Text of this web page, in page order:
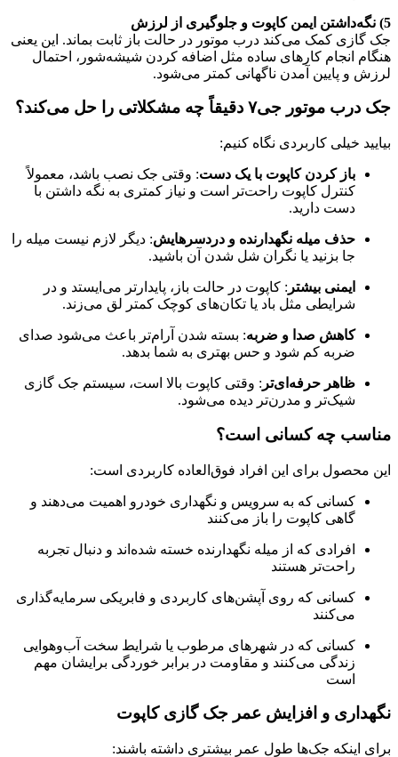
5) نگه‌داشتن ایمن کاپوت و جلوگیری از لرزش
جک گازی کمک می‌کند درب موتور در حالت باز ثابت بماند. این یعنی
هنگام انجام کارهای ساده مثل اضافه کردن شیشه‌شور، احتمال
لرزش و پایین آمدن ناگهانی کمتر می‌شود.
جک درب موتور جی۷ دقیقاً چه مشکلاتی را حل می‌کند؟
بیایید خیلی کاربردی نگاه کنیم:
باز کردن کاپوت با یک دست: وقتی جک نصب باشد، معمولاً
کنترل کاپوت راحت‌تر است و نیاز کمتری به نگه داشتن با
دست دارید.
حذف میله نگهدارنده و دردسرهایش: دیگر لازم نیست میله را
جا بزنید یا نگران شل شدن آن باشید.
ایمنی بیشتر : کاپوت در حالت باز، پایدارتر می‌ایستد و در
شرایطی مثل باد یا تکان‌های کوچک کمتر لق می‌زند.
کاهش صدا و ضربه: بسته شدن آرام‌تر باعث می‌شود صدای
ضربه کم شود و حس بهتری به شما بدهد.
ظاهر حرفه‌ای‌تر : وقتی کاپوت بالا است، سیستم جک گازی
شیک‌تر و مدرن‌تر دیده می‌شود.
مناسب چه کسانی است؟
این محصول برای این افراد فوق‌العاده کاربردی است:
کسانی که به سرویس و نگهداری خودرو اهمیت می‌دهند و
گاهی کاپوت را باز می‌کنند
افرادی که از میله نگهدارنده خسته شده‌اند و دنبال تجربه
راحت‌تر هستند
کسانی که روی آپشن‌های کاربردی و فابریکی سرمایه‌گذاری
می‌کنند
کسانی که در شهرهای مرطوب یا شرایط سخت آب‌وهوایی
زندگی می‌کنند و مقاومت در برابر خوردگی برایشان مهم
است
نگهداری و افزایش عمر جک گازی کاپوت
برای اینکه جک‌ها طول عمر بیشتری داشته باشند: